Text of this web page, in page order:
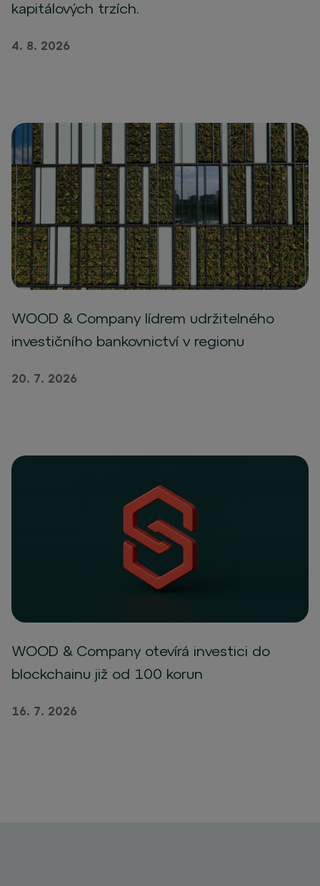
kapitálových trzích.
4. 8. 2026
WOOD & Company lídrem udržitelného
investičního bankovnictví v regionu
20. 7. 2026
WOOD & Company otevírá investici do
blockchainu již od 100 korun
16. 7. 2026